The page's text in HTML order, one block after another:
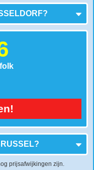
?
?
prijsafwijkingen zijn.